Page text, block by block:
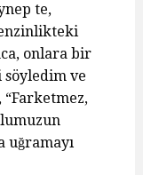
te,
onlara bir
ve
uğramayı